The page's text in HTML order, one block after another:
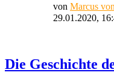
von Marcus
29.01.2020,
Die Geschichte